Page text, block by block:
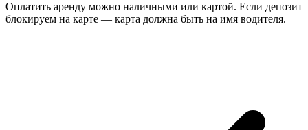
Оплатить аренду можно наличными или картой. Если депозит
блокируем на карте — карта должна быть на имя водителя.